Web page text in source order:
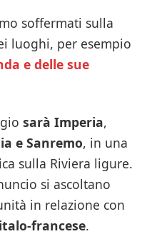
soffermati sulla
luoghi, per esempio
e delle sue
sarà Imperia,
e Sanremo, in una
sulla Riviera ligure.
si ascoltano
in relazione con
francese.